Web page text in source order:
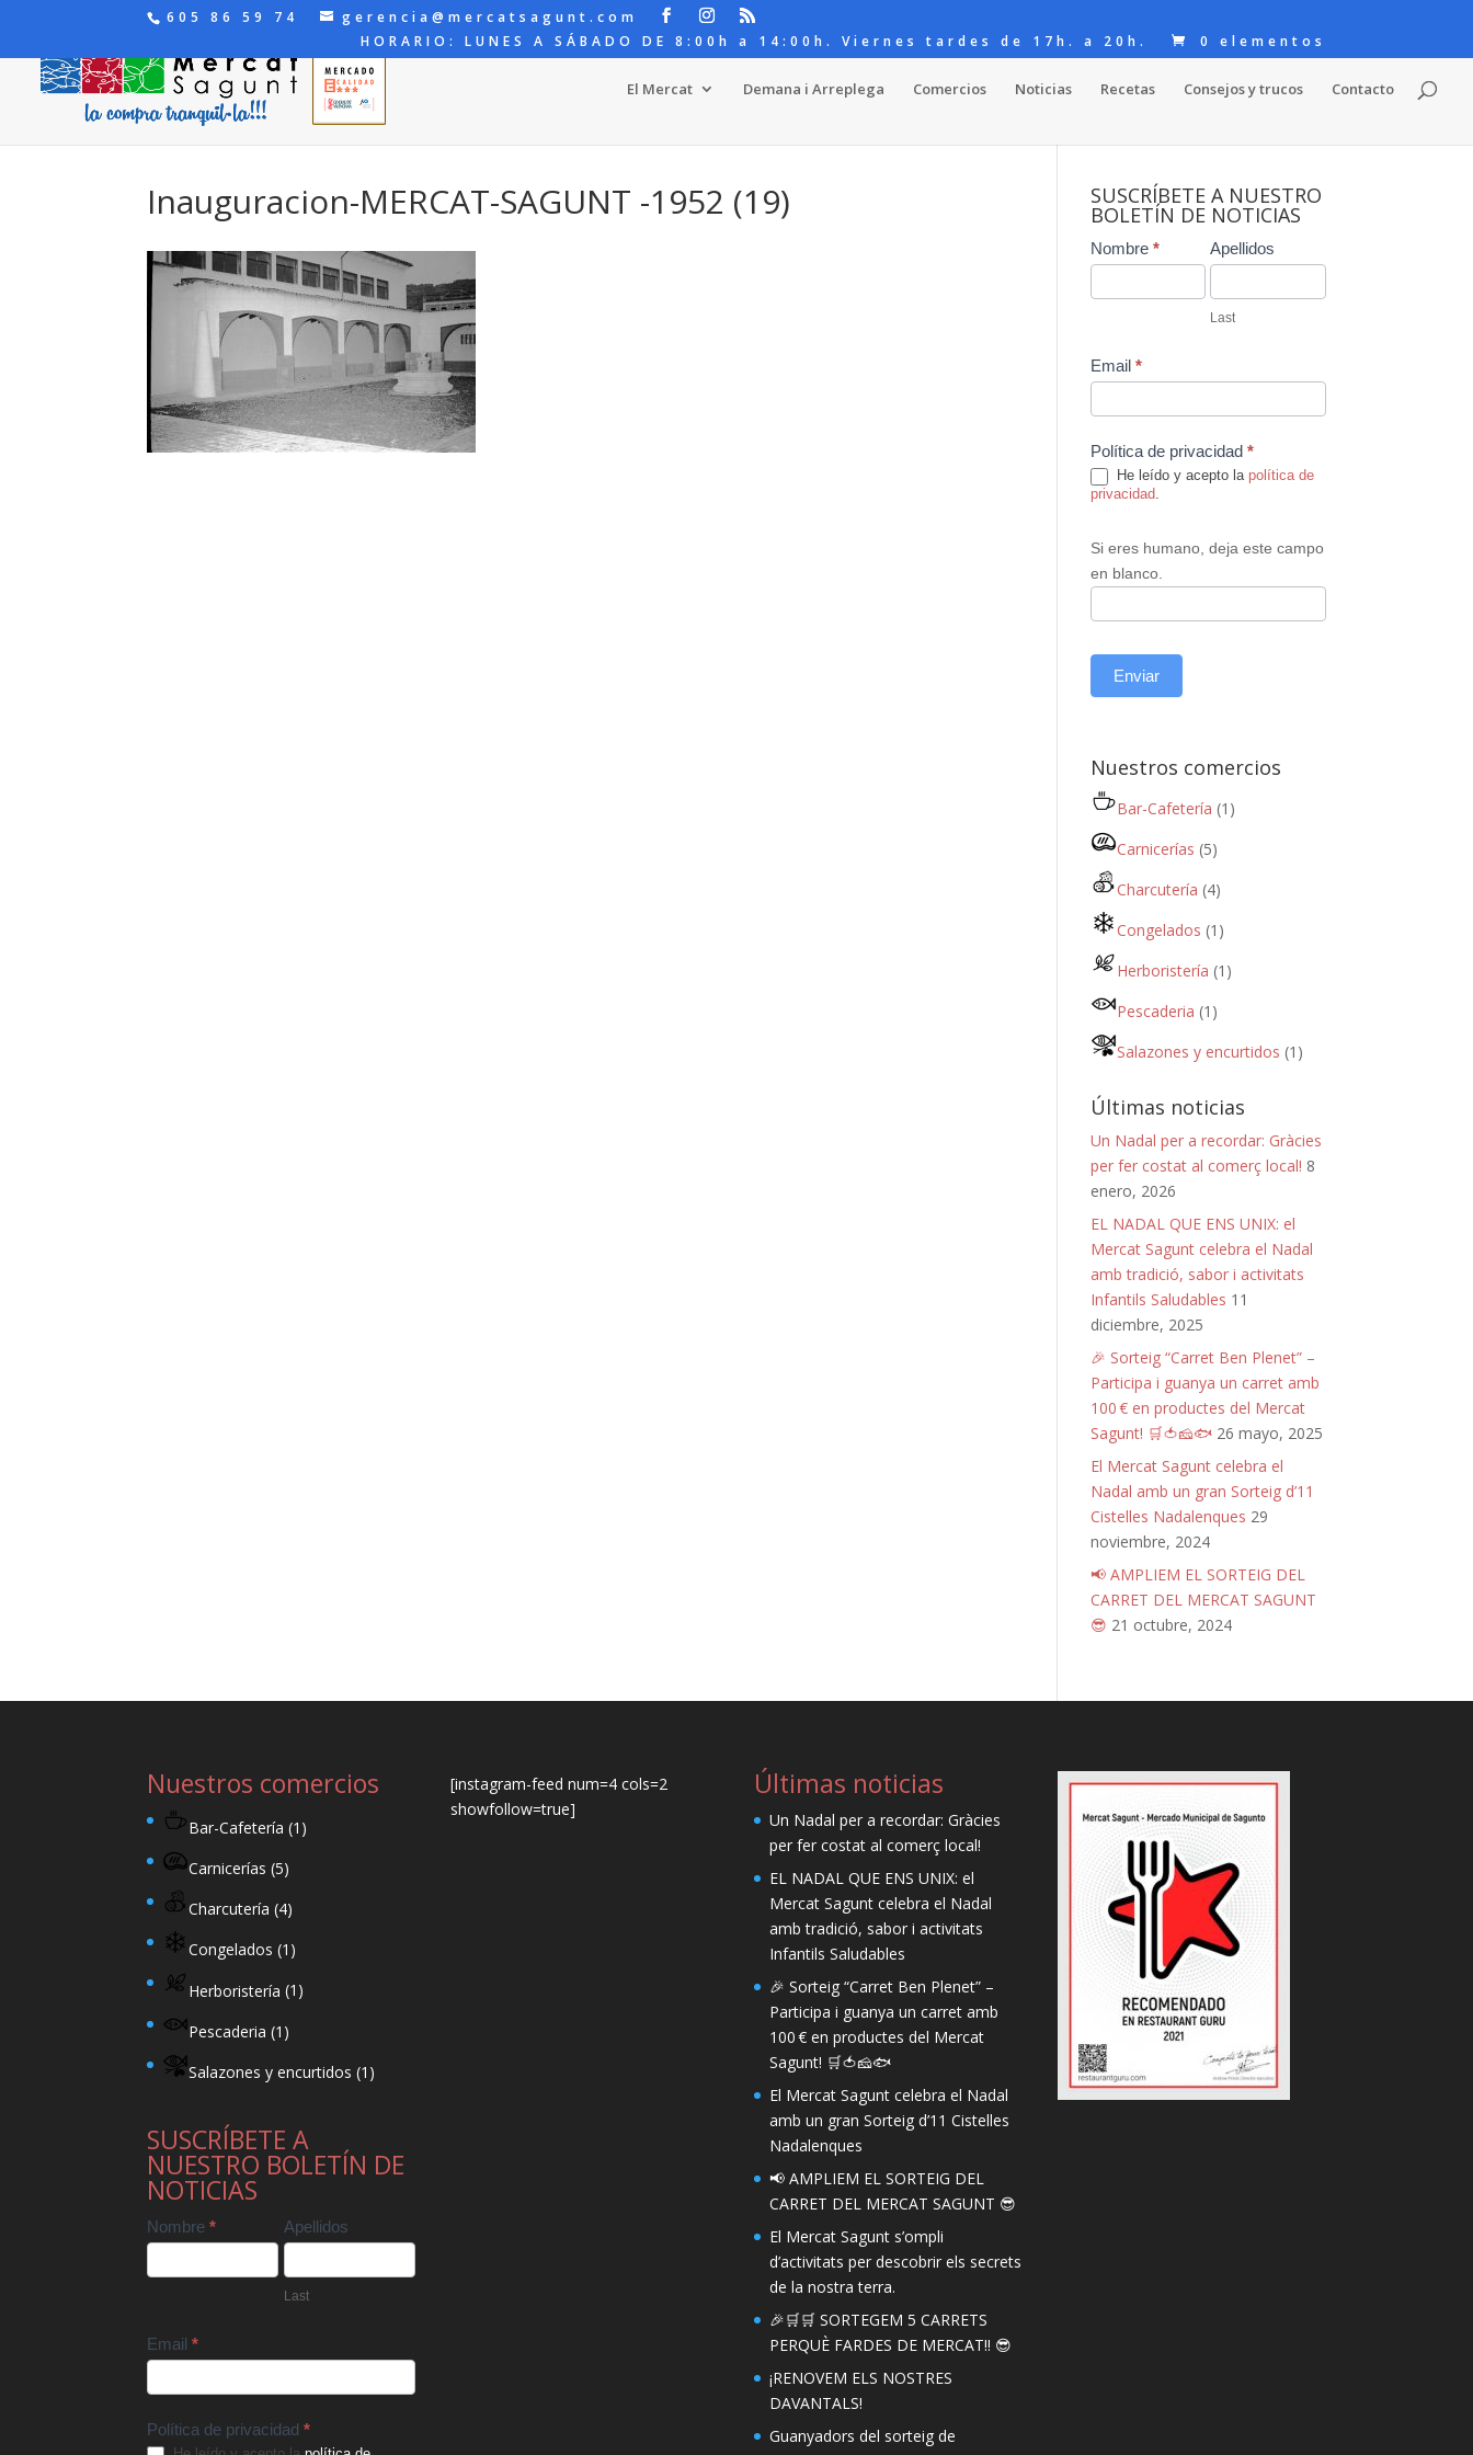
605 86 59 74
gerencia@mercatsagunt.com
HORARIO: LUNES A SÁBADO DE 8:00h a 14:00h. Viernes tardes de 17h. a 20h.
0 elementos
El Mercat Demana i Arreplega Comercios Noticias Recetas Consejos y trucos Contacto
Inauguracion-MERCAT-SAGUNT -1952 (19) SUSCRÍBETE A NUESTRO
BOLETÍN DE NOTICIAS
Contact
Us
Nombre * Apellidos
Last
Email *
Política de privacidad *
He leído y acepto la política de
privacidad.
Si eres humano, deja este campo
en blanco.
Enviar
Nuestros comercios
Bar-Cafetería (1)
Carnicerías (5)
Charcutería (4)
Congelados (1)
Herboristería (1)
Pescaderia (1)
Salazones y encurtidos (1)
Últimas noticias
Un Nadal per a recordar: Gràcies
per fer costat al comerç local! 8
enero, 2026
EL NADAL QUE ENS UNIX: el
Mercat Sagunt celebra el Nadal
amb tradició, sabor i activitats
Infantils Saludables 11
diciembre, 2025
🎉 Sorteig “Carret Ben Plenet” –
Participa i guanya un carret amb
100 € en productes del Mercat
Sagunt! 🛒🍅🧀🐟 26 mayo, 2025
El Mercat Sagunt celebra el
Nadal amb un gran Sorteig d’11
Cistelles Nadalenques 29
noviembre, 2024
📢 AMPLIEM EL SORTEIG DEL
CARRET DEL MERCAT SAGUNT
😎 21 octubre, 2024
Nuestros comercios
Bar-Cafetería (1)
Carnicerías (5)
Charcutería (4)
Congelados (1)
Herboristería (1)
Pescaderia (1)
Salazones y encurtidos (1)
SUSCRÍBETE A
NUESTRO BOLETÍN DE
NOTICIAS
Contact
Us
Nombre* Apellidos
Last
Email*
Política de privacidad*
[instagram-feed num=4 cols=2
showfollow=true]
Últimas noticias
Un Nadal per a recordar: Gràcies
per fer costat al comerç local!
EL NADAL QUE ENS UNIX: el
Mercat Sagunt celebra el Nadal
amb tradició, sabor i activitats
Infantils Saludables
🎉 Sorteig “Carret Ben Plenet” –
Participa i guanya un carret amb
100 € en productes del Mercat
Sagunt! 🛒🍅🧀🐟
El Mercat Sagunt celebra el Nadal
amb un gran Sorteig d’11 Cistelles
Nadalenques
📢 AMPLIEM EL SORTEIG DEL
CARRET DEL MERCAT SAGUNT 😎
El Mercat Sagunt s’ompli
d’activitats per descobrir els secrets
de la nostra terra.
🎉🛒🛒 SORTEGEM 5 CARRETS
PERQUÈ FARDES DE MERCAT!! 😎
¡RENOVEM ELS NOSTRES
DAVANTALS!
Guanyadors del sorteig de